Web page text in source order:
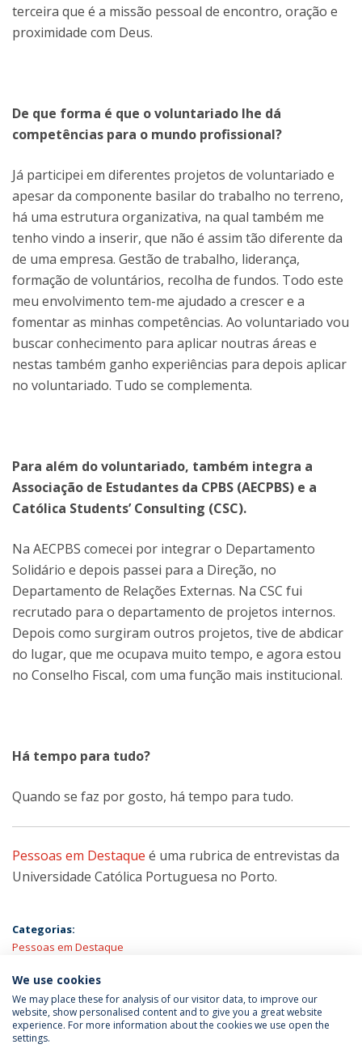
terceira que é a missão pessoal de encontro, oração e
proximidade com Deus.
De que forma é que o voluntariado lhe dá
competências para o mundo profissional?
Já participei em diferentes projetos de voluntariado e
apesar da componente basilar do trabalho no terreno,
há uma estrutura organizativa, na qual também me
tenho vindo a inserir, que não é assim tão diferente da
de uma empresa. Gestão de trabalho, liderança,
formação de voluntários, recolha de fundos. Todo este
meu envolvimento tem-me ajudado a crescer e a
fomentar as minhas competências. Ao voluntariado vou
buscar conhecimento para aplicar noutras áreas e
nestas também ganho experiências para depois aplicar
no voluntariado. Tudo se complementa.
Para além do voluntariado, também integra a
Associação de Estudantes da CPBS (AECPBS) e a
Católica Students’Consulting (CSC).
Na AECPBS comecei por integrar o Departamento
Solidário e depois passei para a Direção, no
Departamento de Relações Externas. Na CSC fui
recrutado para o departamento de projetos internos.
Depois como surgiram outros projetos, tive de abdicar
do lugar, que me ocupava muito tempo, e agora estou
no Conselho Fiscal, com uma função mais institucional.
Há tempo para tudo?
Quando se faz por gosto, há tempo para tudo.
Pessoas em Destaque é uma rubrica de entrevistas da
Universidade Católica Portuguesa no Porto.
Categorias:
Pessoas em Destaque
Política de Privacidade
Termos & Condições
We use cookies
We may place these for analysis of our visitor data, to improve our
website, show personalised content and to give you a great website
experience. For more information about the cookies we use open the
settings.